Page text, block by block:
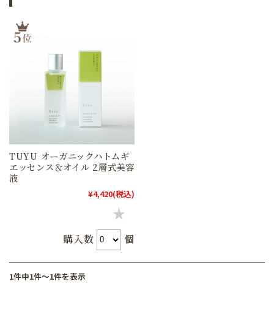
TUYU オーガニックハトムギ
エッセンス＆オイル 2層式美容
液
¥4,420(税込)
購入数 個
1件中1件～1件を表示